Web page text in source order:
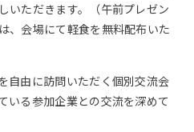
いただきます。（午前プレゼン
、会場にて軽食を無料配布いた
自由に訪問いただく個別交流会
いる参加企業との交流を深めて